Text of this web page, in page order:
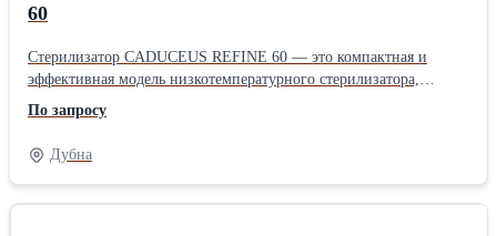
60
Стерилизатор CADUCEUS REFINE 60 — это компактная и
эффективная модель низкотемпературного стерилизатора,
предназначенная для безопасной и бережной обработки
медицинских инструментов и оборудования, чувствительных к
высоким температурам. Стерилизация осуществляется с
использованием 60% перекиси водорода в сочетании с
плазменной технологией, что обеспечивает быстрое и полное
По запросу
Дубна